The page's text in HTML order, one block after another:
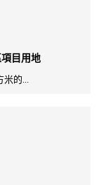
目用地
米的...